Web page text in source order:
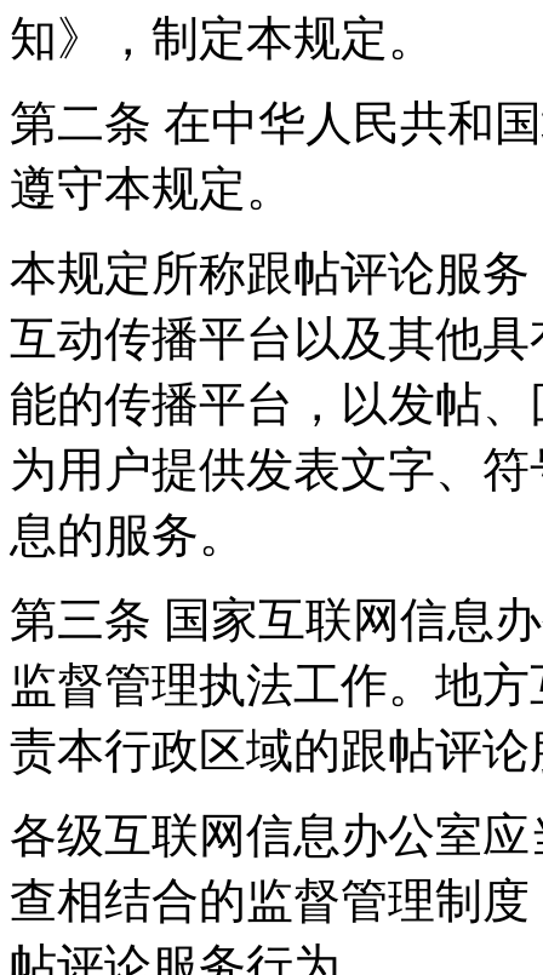
知》，制定本规定。
第二条 在中华人民共和
遵守本规定。
本规定所称跟帖评论服
互动传播平台以及其他
能的传播平台，以发帖
为用户提供发表文字、
息的服务。
第三条 国家互联网信息
监督管理执法工作。地
责本行政区域的跟帖评
各级互联网信息办公室
查相结合的监督管理制